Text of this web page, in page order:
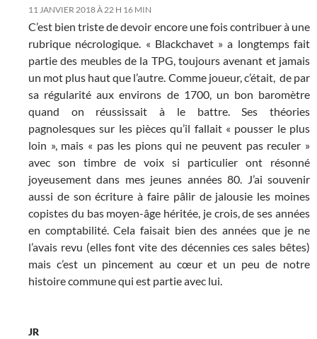
11 JANVIER 2018 À 22 H 16 MIN
C’est bien triste de devoir encore une fois contribuer à une
rubrique nécrologique. « Blackchavet » a longtemps fait
partie des meubles de la TPG, toujours avenant et jamais
un mot plus haut que l’autre. Comme joueur, c’était, de par
sa régularité aux environs de 1700, un bon baromètre
quand on réussissait à le battre. Ses théories
pagnolesques sur les pièces qu’il fallait « pousser le plus
loin », mais « pas les pions qui ne peuvent pas reculer »
avec son timbre de voix si particulier ont résonné
joyeusement dans mes jeunes années 80. J’ai souvenir
aussi de son écriture à faire pâlir de jalousie les moines
copistes du bas moyen-âge héritée, je crois, de ses années
en comptabilité. Cela faisait bien des années que je ne
l’avais revu (elles font vite des décennies ces sales bêtes)
mais c’est un pincement au cœur et un peu de notre
histoire commune qui est partie avec lui.
JR